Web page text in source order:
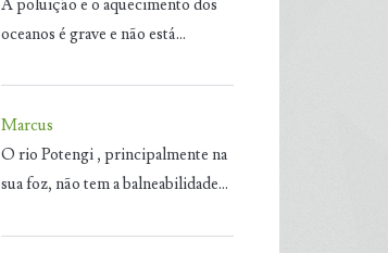
A poluição e o aquecimento dos
oceanos é grave e não está…
Marcus
O rio Potengi , principalmente na
sua foz, não tem a balneabilidade…